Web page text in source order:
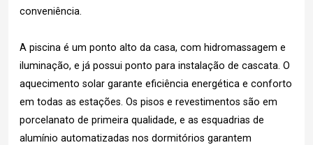
conveniência.
A piscina é um ponto alto da casa, com hidromassagem e
iluminação, e já possui ponto para instalação de cascata. O
aquecimento solar garante eficiência energética e conforto
em todas as estações. Os pisos e revestimentos são em
porcelanato de primeira qualidade, e as esquadrias de
alumínio automatizadas nos dormitórios garantem